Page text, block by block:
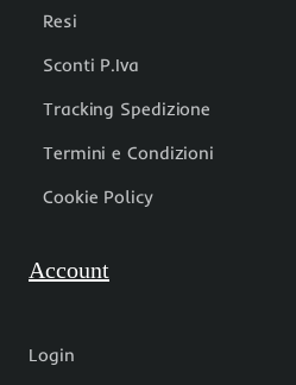
Resi
Sconti P.Iva
Tracking Spedizione
Termini e Condizioni
Cookie Policy
Account
Login